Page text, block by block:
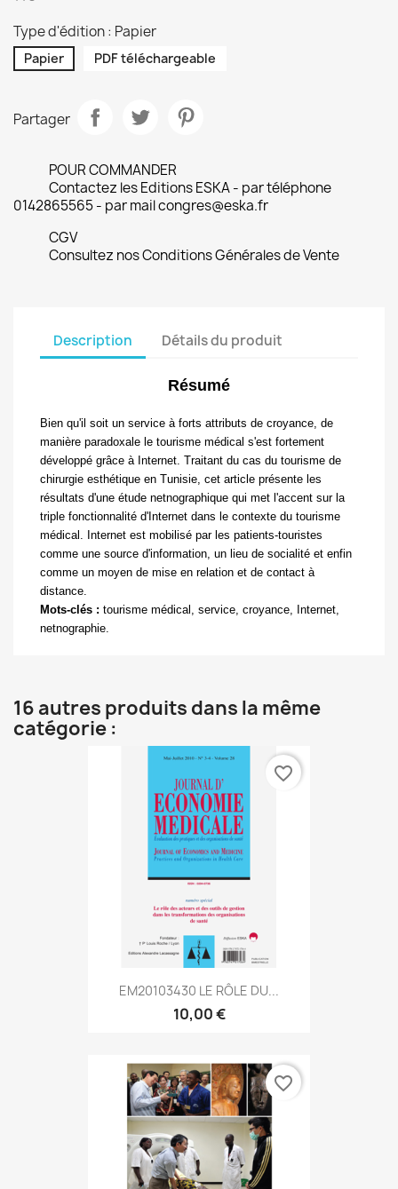
Type d'édition : Papier
Papier PDF téléchargeable
Partager
POUR COMMANDER
Contactez les Editions ESKA - par téléphone
0142865565 - par mail congres@eska.fr
CGV
Consultez nos Conditions Générales de Vente
Description Détails du produit
Résumé
Bien qu'il soit un service à forts attributs de croyance, de
manière paradoxale le tourisme médical s'est fortement
développé grâce à Internet. Traitant du cas du tourisme de
chirurgie esthétique en Tunisie, cet article présente les
résultats d'une étude netnographique qui met l'accent sur la
triple fonctionnalité d'Internet dans le contexte du tourisme
médical. Internet est mobilisé par les patients-touristes
comme une source d'information, un lieu de socialité et enfin
comme un moyen de mise en relation et de contact à
distance.
Mots-clés : tourisme médical, service, croyance, Internet,
netnographie.
16 autres produits dans la même
catégorie :
EM20103430 LE RÔLE DU...
10,00 €
favorite_border
favorite_border